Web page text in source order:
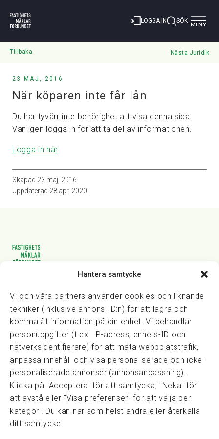
Hantera samtycke
Vi och våra partners använder cookies och liknande
tekniker (inklusive annons-ID:n) för att lagra och
komma åt information på din enhet. Vi behandlar
personuppgifter (t.ex. IP-adress, enhets-ID och
nätverksidentifierare) för att mäta webbplatstrafik,
anpassa innehåll och visa personaliserade och icke-
personaliserade annonser (annonsanpassning).
Klicka på "Acceptera" för att samtycka, "Neka" för
att avstå eller "Visa preferenser" för att välja per
kategori. Du kan när som helst ändra eller återkalla
ditt samtycke.
LOGGA IN SÖK Toggle
MENY
Tillbaka Nästa Juridik
23 MAJ, 2016
När köparen inte får lån
Du har tyvärr inte behörighet att visa denna sida.
Vänligen logga in för att ta del av informationen.
Logga in här
Skapad 23 maj, 2016
Uppdaterad 28 apr, 2020
Vasagatan 28, 111 20 Stockholm
kansli@fmf.se
Snabblänkar
Prisexempel
Medarbetare
Policies & integritet
Information om Cookie-hantering och Google Analytics
Integritetspolicy
Dataskyddsförordningen